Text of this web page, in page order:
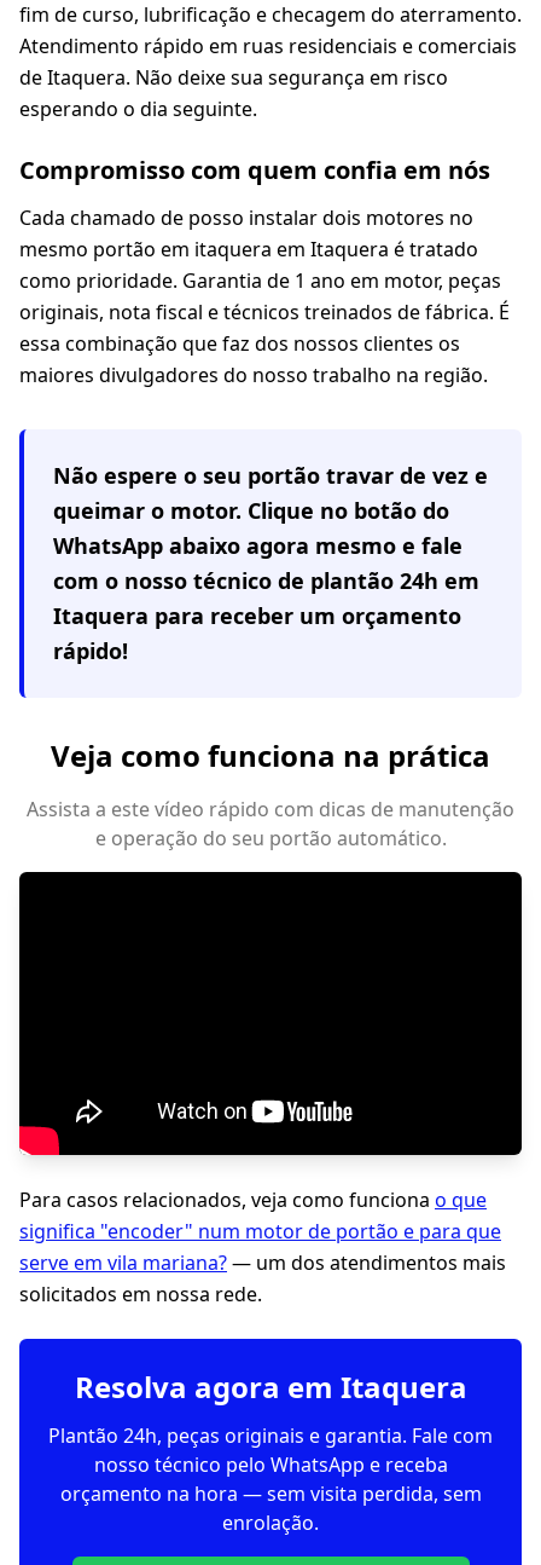
fim de curso, lubrificação e checagem do aterramento.
Atendimento rápido em ruas residenciais e comerciais
de Itaquera. Não deixe sua segurança em risco
esperando o dia seguinte.
Compromisso com quem confia em nós
Cada chamado de posso instalar dois motores no
mesmo portão em itaquera em Itaquera é tratado
como prioridade. Garantia de 1 ano em motor, peças
originais, nota fiscal e técnicos treinados de fábrica. É
essa combinação que faz dos nossos clientes os
maiores divulgadores do nosso trabalho na região.
Não espere o seu portão travar de vez e
queimar o motor. Clique no botão do
WhatsApp abaixo agora mesmo e fale
com o nosso técnico de plantão 24h em
Itaquera para receber um orçamento
rápido!
Veja como funciona na prática
Assista a este vídeo rápido com dicas de manutenção
e operação do seu portão automático.
Para casos relacionados, veja como funciona o que
significa "encoder" num motor de portão e para que
serve em vila mariana?— um dos atendimentos mais
solicitados em nossa rede.
Resolva agora em Itaquera
Plantão 24h, peças originais e garantia. Fale com
nosso técnico pelo WhatsApp e receba
orçamento na hora — sem visita perdida, sem
enrolação.